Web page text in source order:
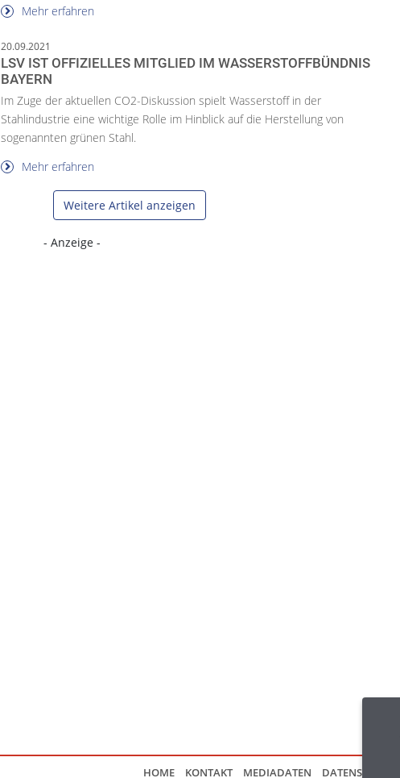
Mehr erfahren
20.09.2021
LSV IST OFFIZIELLES MITGLIED IM WASSERSTOFFBÜNDNIS
BAYERN
Im Zuge der aktuellen CO2-Diskussion spielt Wasserstoff in der
Stahlindustrie eine wichtige Rolle im Hinblick auf die Herstellung von
sogenannten grünen Stahl.
Mehr erfahren
Weitere Artikel anzeigen
- Anzeige -
HOME KONTAKT MEDIADATEN DATENSCHUTZ